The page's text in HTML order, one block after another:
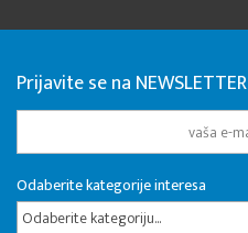
Prijavite se na NEWSLETTER
Odaberite kategorije interesa
Odaberite kategoriju...